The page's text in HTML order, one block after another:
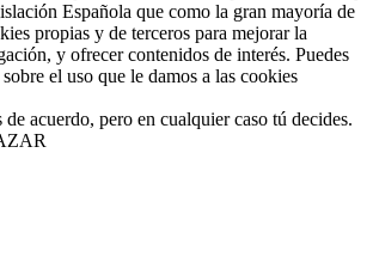
Española que como la gran mayoría de
propias y de terceros para mejorar la
y ofrecer contenidos de interés. Puedes
el uso que le damos a las cookies
de acuerdo, pero en cualquier caso tú decides.